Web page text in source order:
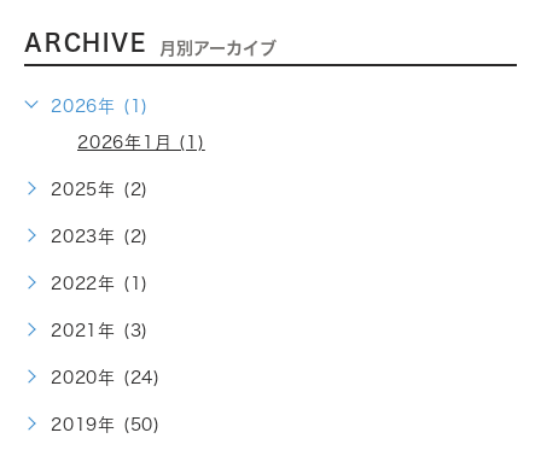
ARCHIVE 月別アーカイブ
2026年 (1)
2026年1月 (1)
2025年 (2)
2023年 (2)
2022年 (1)
2021年 (3)
2020年 (24)
2019年 (50)